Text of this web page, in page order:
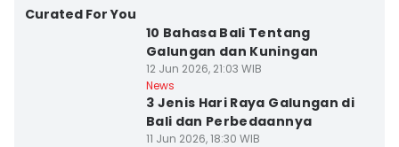
Curated For You
10 Bahasa Bali Tentang
Galungan dan Kuningan
12 Jun 2026, 21:03 WIB
News
3 Jenis Hari Raya Galungan di
Bali dan Perbedaannya
11 Jun 2026, 18:30 WIB